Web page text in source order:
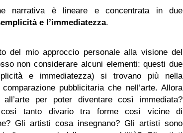
narrativa è lineare e concentrata in due
e l’immediatezza.
del mio approccio personale alla visione del
non considerare alcuni elementi: questi due
e immediatezza) si trovano più nella
pubblicitaria che nell’arte. Allora
per poter diventare così immediata?
così tanto divario tra forme così vicine di
Gli artisti cosa insegnano? Gli artisti sono